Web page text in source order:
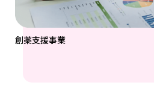
創薬⽀援事業